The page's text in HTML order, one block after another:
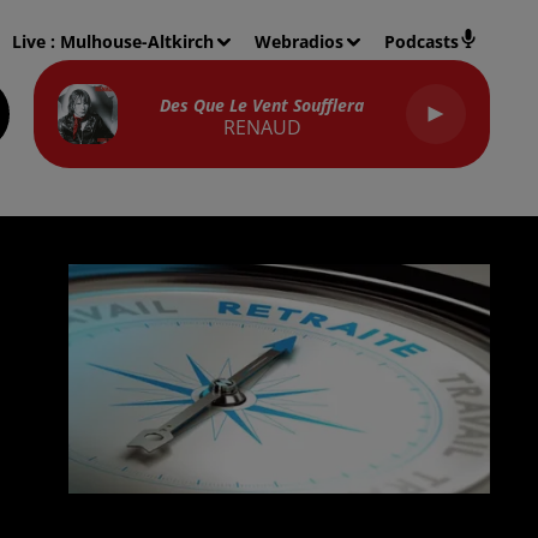
Live : Mulhouse-Altkirch Webradios Podcasts
Des Que Le Vent Soufflera
RENAUD